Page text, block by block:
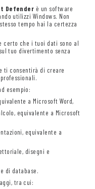
Defender è un software
utilizzi Windows. Non
tempo hai la certezza
certo che i tuoi dati sono al
tuo divertimento senza
ti consentirà di creare
esempio:
a Microsoft Word,
equivalente a Microsoft
equivalente a
disegni e
di database.
tra cui: